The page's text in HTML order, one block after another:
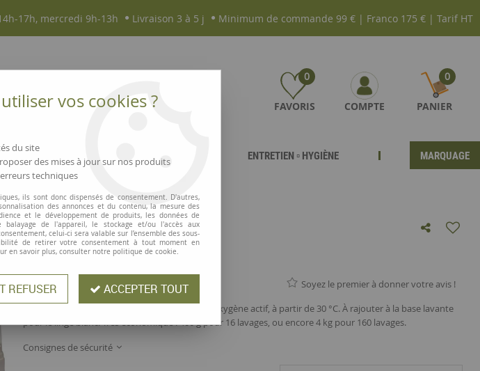
17h, mercredi 9h-13h Livraison 3 à 5 j Minimum de commande 99 € | Franco 175 € | Tarif HT
0
FAVORIS COMPTE
0
PANIER
MAGASINS ▫ COMMERCES ENTRETIEN ▫ HYGIÈNE MARQUAGE
Blanchissant
Soyez le premier à donner votre avis !
Blanchissant pour le linge blanc, anti-tache, à l'oxygène actif, à partir de 30 °C. À rajouter à la base lavante
pour le linge blanc. Très économique : 400 g pour 16 lavages, ou encore 4 kg pour 160 lavages.
Consignes de sécurité
vos cookies ?
du site
des mises à jour sur nos produits
techniques
ils sont donc dispensés de consentement. D'autres,
des annonces et du contenu, la mesure des
et le développement de produits, les données de
de l'appareil, le stockage et/ou l'accès aux
celui-ci sera valable sur l’ensemble des sous-
de retirer votre consentement à tout moment en
en savoir plus, consulter notre politique de cookie.
REFUSER ACCEPTER TOUT